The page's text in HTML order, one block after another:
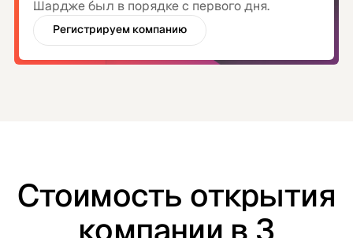
Шардже был в порядке с первого дня.
Регистрируем компанию
Со счетом в банке ОАЭ
Стоимость открытия
компании в 3